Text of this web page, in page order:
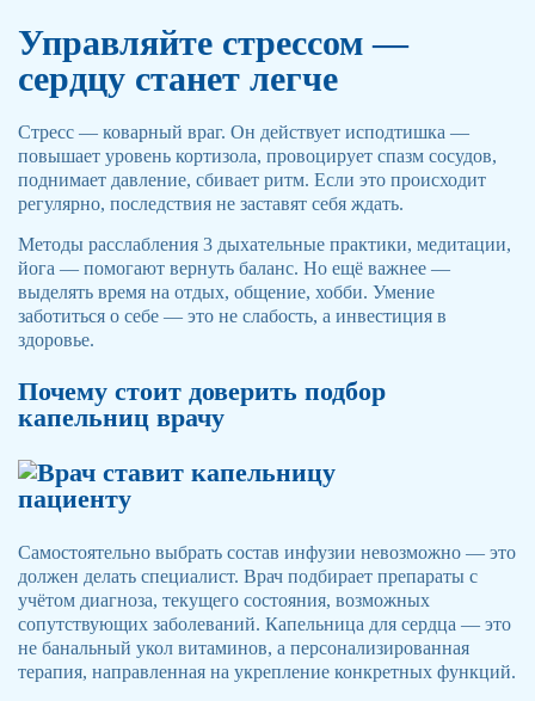
Управляйте стрессом —
сердцу станет легче
Стресс — коварный враг. Он действует исподтишка —
повышает уровень кортизола, провоцирует спазм сосудов,
поднимает давление, сбивает ритм. Если это происходит
регулярно, последствия не заставят себя ждать.
Методы расслабления 3 дыхательные практики, медитации,
йога — помогают вернуть баланс. Но ещё важнее —
выделять время на отдых, общение, хобби. Умение
заботиться о себе — это не слабость, а инвестиция в
здоровье.
Почему стоит доверить подбор
капельниц врачу
Самостоятельно выбрать состав инфузии невозможно — это
должен делать специалист. Врач подбирает препараты с
учётом диагноза, текущего состояния, возможных
сопутствующих заболеваний. Капельница для сердца — это
не банальный укол витаминов, а персонализированная
терапия, направленная на укрепление конкретных функций.